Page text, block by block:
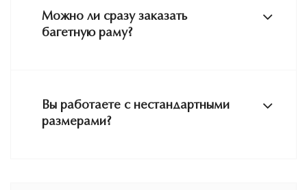
Можно ли сразу заказать
багетную раму?
Вы работаете с нестандартными
размерами?